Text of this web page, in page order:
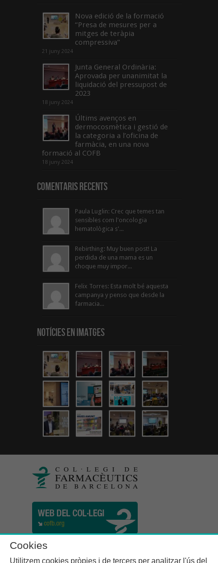
Nova edició de la formació
“Presa de mesures per a
mitges de teràpia
compressiva”
21 juny 2024
Junta General Ordinària:
Aprovada per unanimitat la
liquidació del pressupost de
2023
18 juny 2024
Últims avenços en
dermocosmètica i gestió de
la categoria a l’oficina de
farmàcia, en una nova
formació al COFB
18 juny 2024
Comentaris Recents
Paula Luglin: Crec que temes tan
sensibles com l'oncologia
hematològica s'...
Rebirthing: Muy buen post! La
perdida de una mama es un
choque muy impor...
Felix Torres: Esta molt bé aquesta
campanya y penso que desde la
farmacia...
Notícies en Imatges
Cookies
Utilitzem cookies pròpies i de tercers per analitzar l'ús del